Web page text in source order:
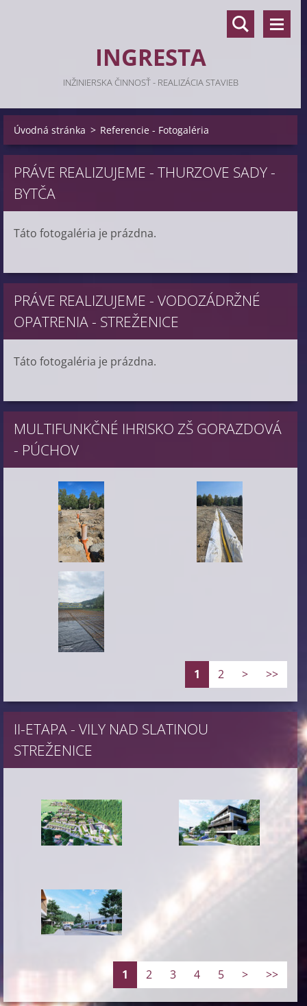
INGRESTA
INŽINIERSKA ČINNOSŤ - REALIZÁCIA STAVIEB
Úvodná stránka > Referencie - Fotogaléria
PRÁVE REALIZUJEME - THURZOVE SADY -
BYTČA
Táto fotogaléria je prázdna.
PRÁVE REALIZUJEME - VODOZÁDRŽNÉ
OPATRENIA - STREŽENICE
Táto fotogaléria je prázdna.
MULTIFUNKČNÉ IHRISKO ZŠ GORAZDOVÁ
- PÚCHOV
1 2 > >>
II-ETAPA - VILY NAD SLATINOU
STREŽENICE
1 2 3 4 5 > >>